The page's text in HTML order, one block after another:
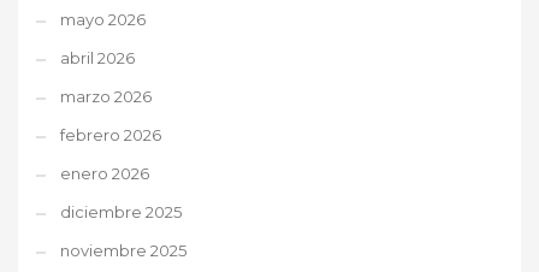
mayo 2026
abril 2026
marzo 2026
febrero 2026
enero 2026
diciembre 2025
noviembre 2025